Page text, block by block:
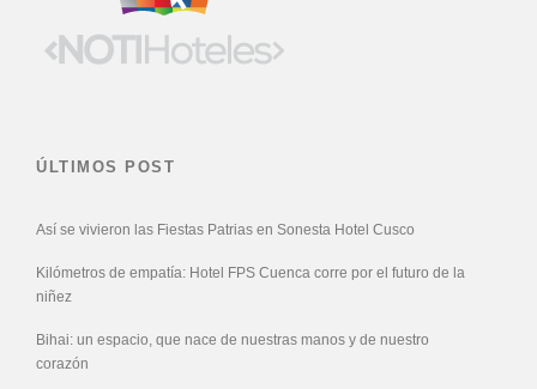
ÚLTIMOS POST
Así se vivieron las Fiestas Patrias en Sonesta Hotel Cusco
Kilómetros de empatía: Hotel FPS Cuenca corre por el futuro de la
niñez
Bihai: un espacio, que nace de nuestras manos y de nuestro
corazón